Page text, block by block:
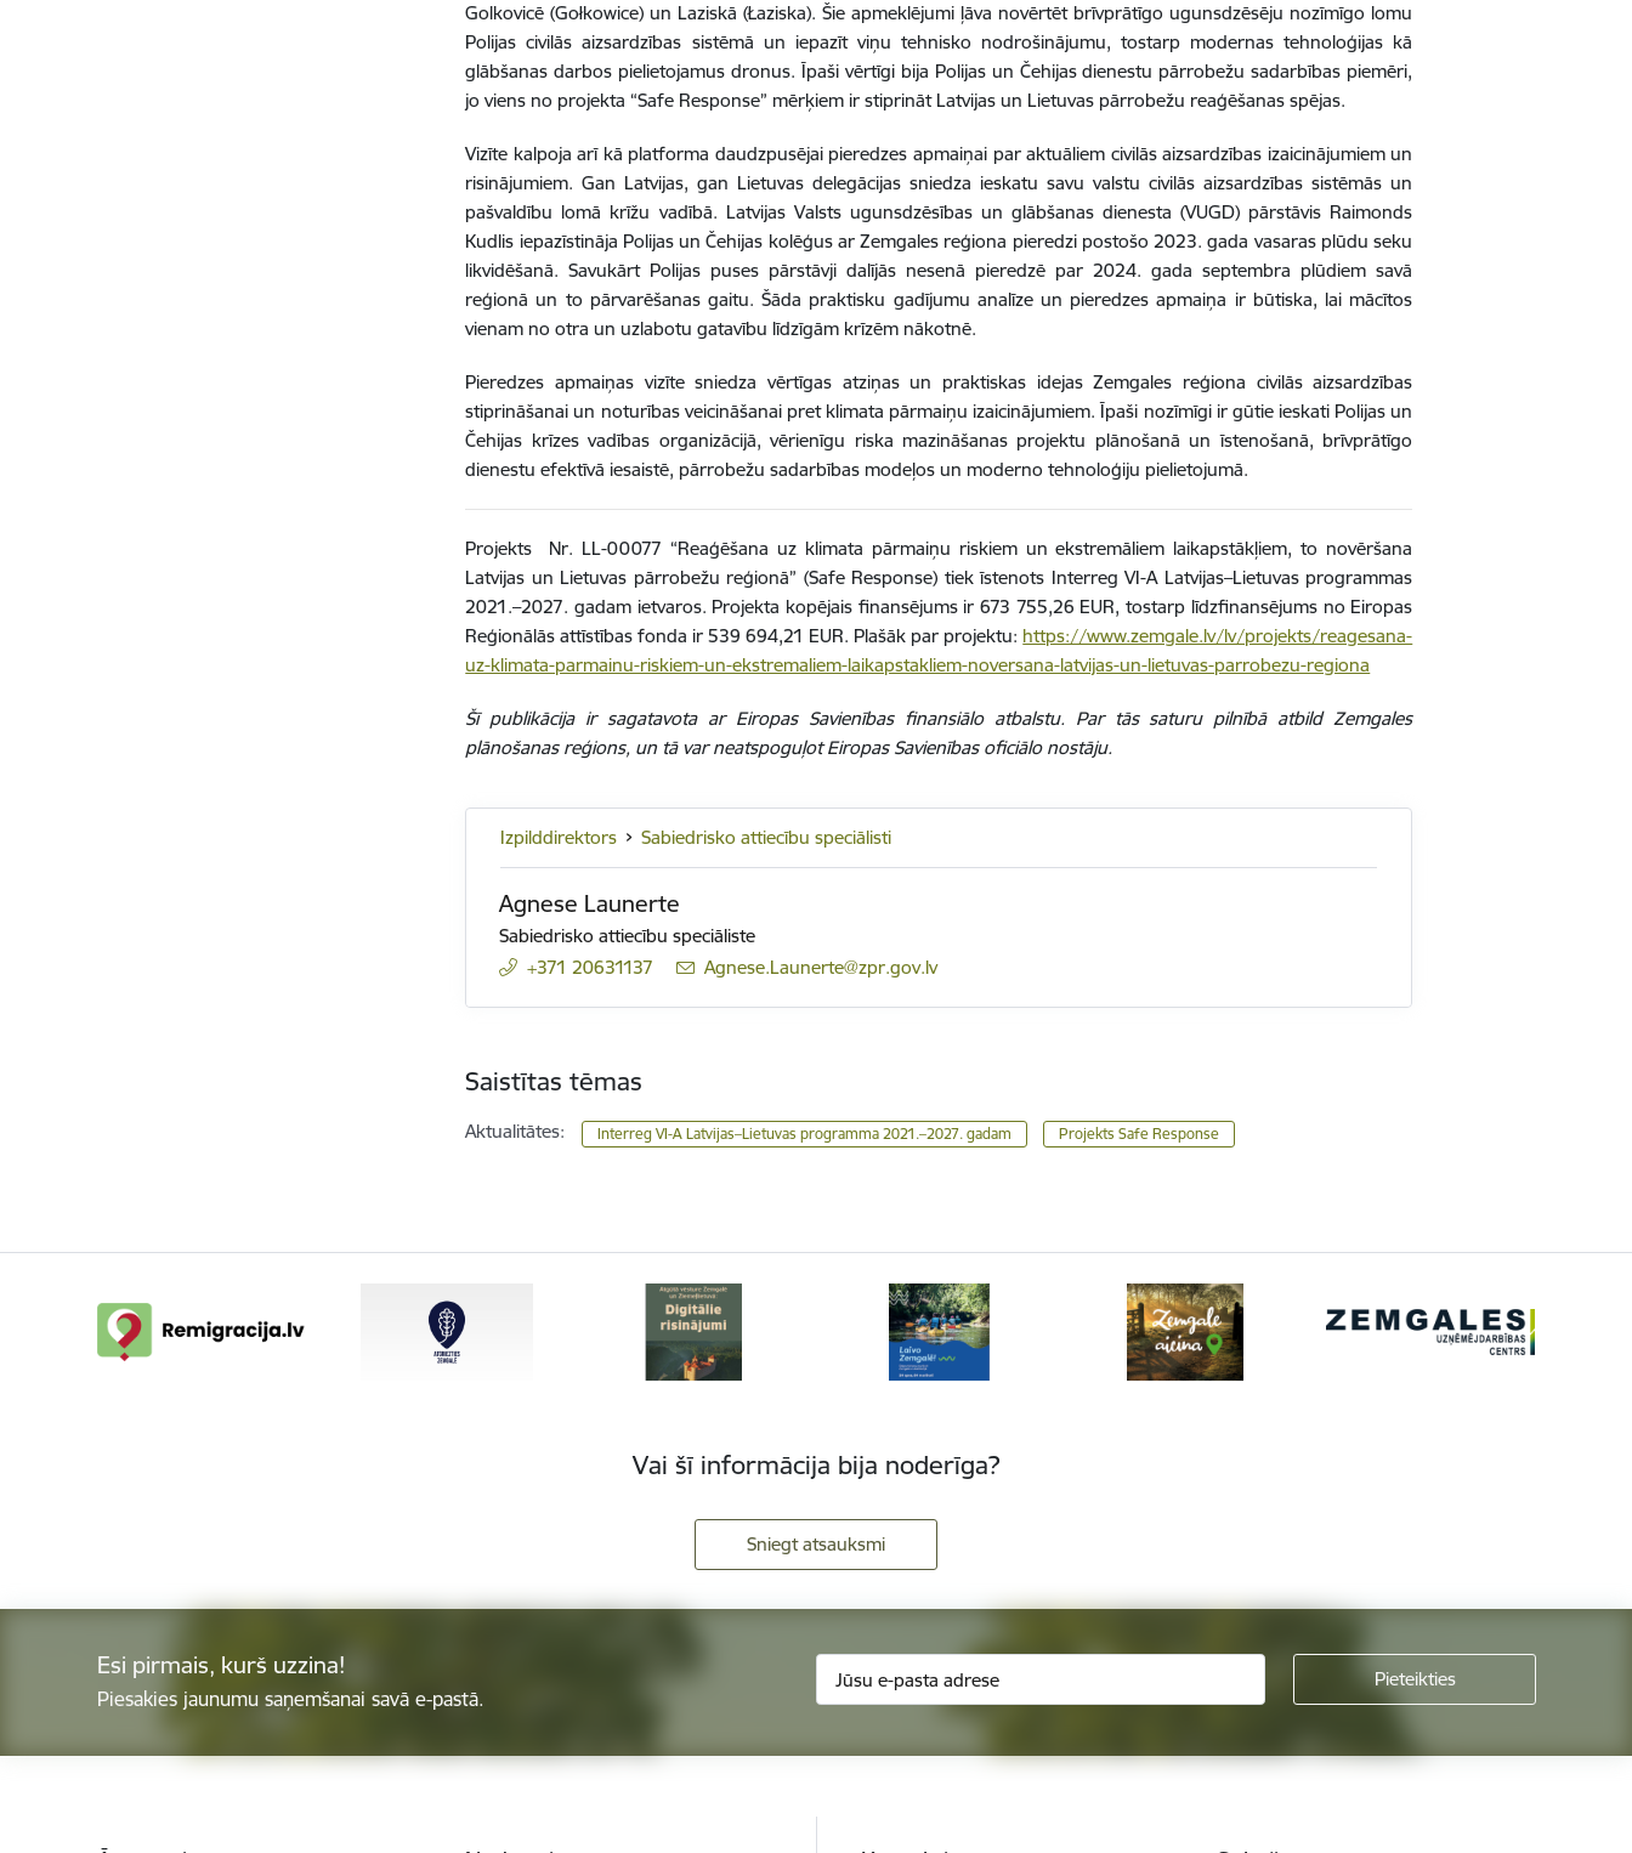
Golkovicē (Gołkowice) un Laziskā (Łaziska). Šie apmeklējumi ļāva novērtēt brīvprātīgo ugunsdzēsēju nozīmīgo lomu
Polijas civilās aizsardzības sistēmā un iepazīt viņu tehnisko nodrošinājumu, tostarp modernas tehnoloģijas kā
glābšanas darbos pielietojamus dronus. Īpaši vērtīgi bija Polijas un Čehijas dienestu pārrobežu sadarbības piemēri,
jo viens no projekta “Safe Response” mērķiem ir stiprināt Latvijas un Lietuvas pārrobežu reaģēšanas spējas.
Vizīte kalpoja arī kā platforma daudzpusējai pieredzes apmaiņai par aktuāliem civilās aizsardzības izaicinājumiem un
risinājumiem. Gan Latvijas, gan Lietuvas delegācijas sniedza ieskatu savu valstu civilās aizsardzības sistēmās un
pašvaldību lomā krīžu vadībā. Latvijas Valsts ugunsdzēsības un glābšanas dienesta (VUGD) pārstāvis Raimonds
Kudlis iepazīstināja Polijas un Čehijas kolēģus ar Zemgales reģiona pieredzi postošo 2023. gada vasaras plūdu seku
likvidēšanā. Savukārt Polijas puses pārstāvji dalījās nesenā pieredzē par 2024. gada septembra plūdiem savā
reģionā un to pārvarēšanas gaitu. Šāda praktisku gadījumu analīze un pieredzes apmaiņa ir būtiska, lai mācītos
vienam no otra un uzlabotu gatavību līdzīgām krīzēm nākotnē.
Pieredzes apmaiņas vizīte sniedza vērtīgas atziņas un praktiskas idejas Zemgales reģiona civilās aizsardzības
stiprināšanai un noturības veicināšanai pret klimata pārmaiņu izaicinājumiem. Īpaši nozīmīgi ir gūtie ieskati Polijas un
Čehijas krīzes vadības organizācijā, vērienīgu riska mazināšanas projektu plānošanā un īstenošanā, brīvprātīgo
dienestu efektīvā iesaistē, pārrobežu sadarbības modeļos un moderno tehnoloģiju pielietojumā.
Projekts Nr. LL-00077 “Reaģēšana uz klimata pārmaiņu riskiem un ekstremāliem laikapstākļiem, to novēršana
Latvijas un Lietuvas pārrobežu reģionā” (Safe Response) tiek īstenots Interreg VI-A Latvijas–Lietuvas programmas
2021.–2027. gadam ietvaros. Projekta kopējais finansējums ir 673 755,26 EUR, tostarp līdzfinansējums no Eiropas
Reģionālās attīstības fonda ir 539 694,21 EUR. Plašāk par projektu: https://www.zemgale.lv/lv/projekts/reagesana-
uz-klimata-parmainu-riskiem-un-ekstremaliem-laikapstakliem-noversana-latvijas-un-lietuvas-parrobezu-regiona
Šī publikācija ir sagatavota ar Eiropas Savienības finansiālo atbalstu. Par tās saturu pilnībā atbild Zemgales
plānošanas reģions, un tā var neatspoguļot Eiropas Savienības oficiālo nostāju.
Izpilddirektors Sabiedrisko attiecību speciālisti
Agnese Launerte
Sabiedrisko attiecību speciāliste
+371 20631137
E-pasts:
Agnese.Launerte@zpr.gov.lv
Saistītas tēmas
Aktualitātes: Interreg VI-A Latvijas–Lietuvas programma 2021.–2027. gadam Projekts Safe Response
Vai šī informācija bija noderīga?
Sniegt atsauksmi
Esi pirmais, kurš uzzina!
Piesakies jaunumu saņemšanai savā e-pastā.